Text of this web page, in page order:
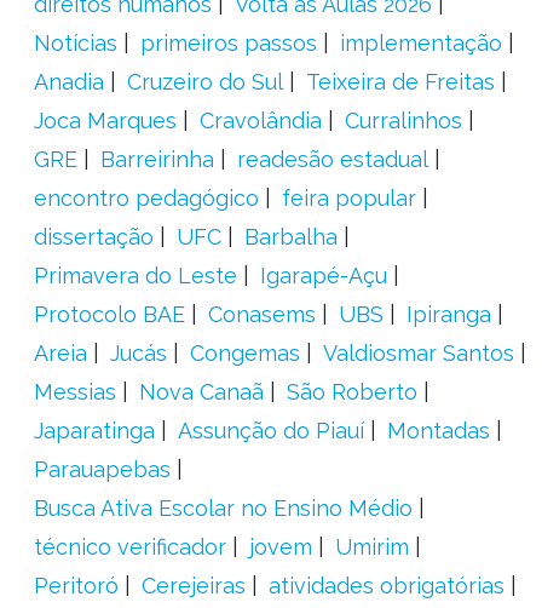
Notícias
primeiros passos
implementação
Anadia
Cruzeiro do Sul
Teixeira de Freitas
Joca Marques
Cravolândia
Curralinhos
GRE
Barreirinha
readesão estadual
encontro pedagógico
feira popular
dissertação
UFC
Barbalha
Primavera do Leste
Igarapé-Açu
Protocolo BAE
Conasems UBS
Ipiranga
Areia
Jucás Congemas
Valdiosmar Santos
Messias
Nova Canaã
São Roberto
Japaratinga
Assunção do Piauí
Montadas
Parauapebas
Busca Ativa Escolar no Ensino Médio
técnico verificador
jovem
Umirim
Peritoró
Cerejeiras
atividades obrigatórias